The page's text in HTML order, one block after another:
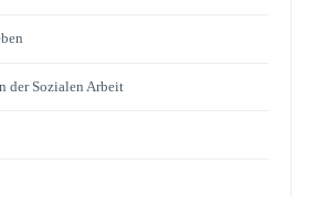
der Sozialen Arbeit